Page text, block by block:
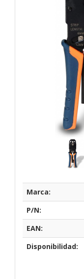
Marca:
P/N:
EAN:
Disponibilidad: